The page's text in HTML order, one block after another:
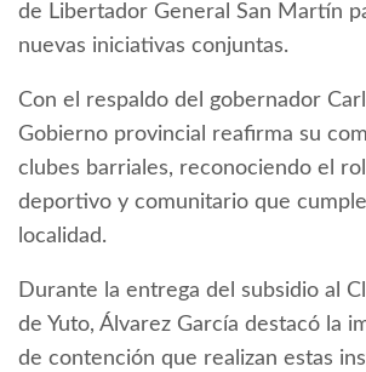
de Libertador General San Martín
nuevas iniciativas conjuntas.
Con el respaldo del gobernador
Gobierno provincial reafirma su
clubes barriales, reconociendo el
deportivo y comunitario que
localidad.
Durante la entrega del subsidio al
de Yuto, Álvarez García destacó la
de contención que realizan estas